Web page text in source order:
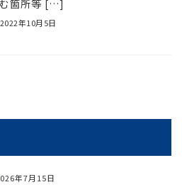
箇所等 […]
年10月5日
年7月15日